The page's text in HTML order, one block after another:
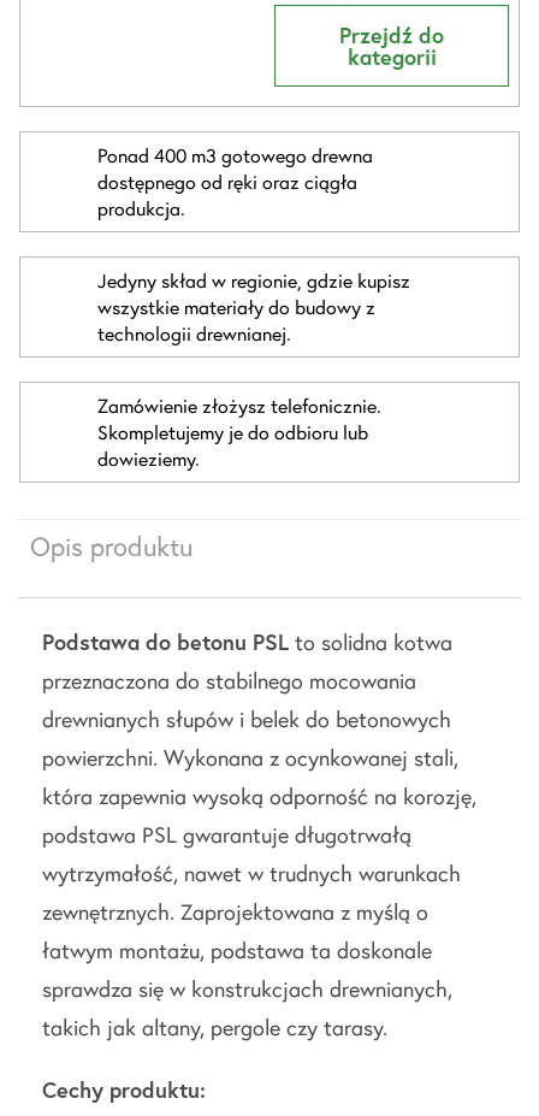
Przejdź do
kategorii
Ponad 400 m3 gotowego drewna
dostępnego od ręki oraz ciągła
produkcja.
Jedyny skład w regionie, gdzie kupisz
wszystkie materiały do budowy z
technologii drewnianej.
Zamówienie złożysz telefonicznie.
Skompletujemy je do odbioru lub
dowieziemy.
Opis produktu
Podstawa do betonu PSL to solidna kotwa
przeznaczona do stabilnego mocowania
drewnianych słupów i belek do betonowych
powierzchni. Wykonana z ocynkowanej stali,
która zapewnia wysoką odporność na korozję,
podstawa PSL gwarantuje długotrwałą
wytrzymałość, nawet w trudnych warunkach
zewnętrznych. Zaprojektowana z myślą o
łatwym montażu, podstawa ta doskonale
sprawdza się w konstrukcjach drewnianych,
takich jak altany, pergole czy tarasy.
Cechy produktu: